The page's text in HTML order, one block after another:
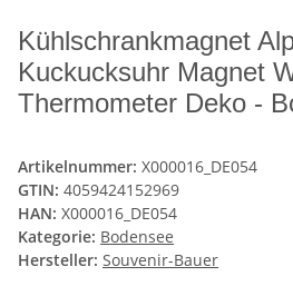
Kühlschrankmagnet
Kuckucksuhr Magnet
Thermometer Deko -
Artikelnummer: X000016_DE054
GTIN: 4059424152969
HAN: X000016_DE054
Kategorie: Bodensee
Hersteller: Souvenir-Bauer